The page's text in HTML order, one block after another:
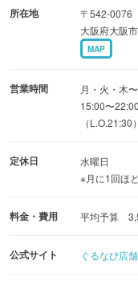
黒門市場の老舗から
◆錫のチロリで楽し
女将厳選の日本酒や
明るくあったかな雰
所在地
〒542-0076
大阪府大阪
MAP
営業時間
月・火・木
15:00〜22:00
（L.O.21:30）
定休日
水曜日
※月に1回ほ
料金・費用 平均予算
公式サイト ぐるなび店